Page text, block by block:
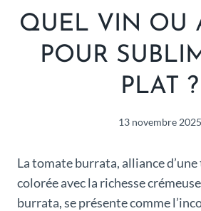
QUEL VIN OU
POUR
PLAT ?
13 novembre 2025
La tomate burrata, alliance
colorée avec la richesse
burrata, se présente comme